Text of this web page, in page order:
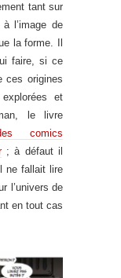
tant sur
l’image de
la forme. Il
faire, si ce
ces origines
et
le livre
comics
; à défaut il
ne fallait lire
l’univers de
en tout cas